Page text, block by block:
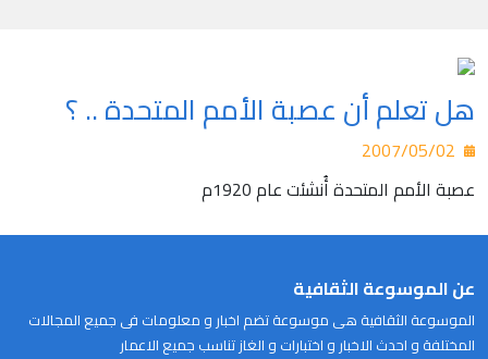
هل تعلم أن عصبة الأمم المتحدة .. ؟
عصبة الأمم المتحدة أُنشئت عام 1920م
عن الموسوعة الثقافية
الموسوعة الثقافية هى موسوعة تضم اخبار و معلومات فى جميع المجالات
المختلفة و احدث الاخبار و اختبارات و الغاز تناسب جميع الاعمار